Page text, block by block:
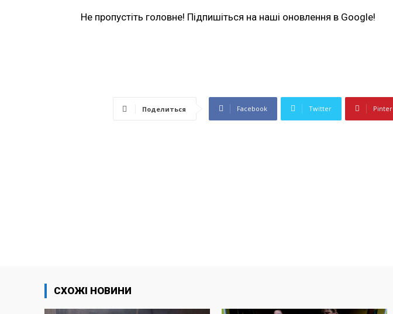
Не пропустіть головне! Підпишіться на наші оновлення в Google!
Поделиться Facebook Twitter
СХОЖІ НОВИНИ